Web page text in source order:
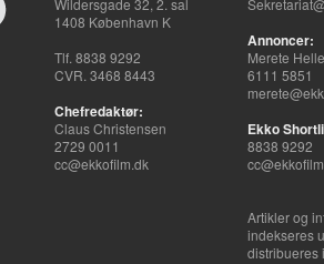
Wildersgade 32, 2. sal
1408 København K
Tlf. 8838 9292
CVR. 3468 8443
Chefredaktør:
Claus Christensen
2729 0011
cc@ekkofilm.dk
Annoncer:
Merete
6111 5851
Ekko
8838 9292
Artikler og
indekseres
distribueres